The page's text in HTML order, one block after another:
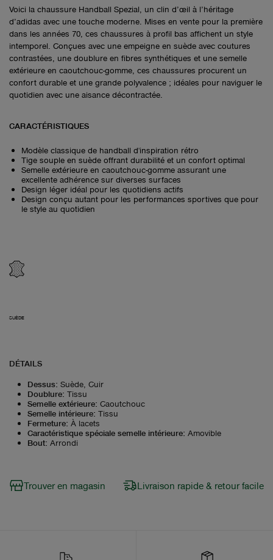
Voici la chaussure Handball Spezial, un clin d’œil à l’héritage
d’adidas avec une touche moderne. Mises en vente pour la première
dans les années 70, ces chaussures à profil bas affichent un style
intemporel. Conçues avec une empeigne en suède avec coutures
contrastées, une doublure en fibres synthétiques et une semelle
extérieure en caoutchouc-gomme, ces chaussures procurent un
confort durable et une grande polyvalence ; idéales pour naviguer le
quotidien avec une aisance décontractée.
CARACTÉRISTIQUES
Modèle classique de handball d'inspiration rétro
Tige souple en suède offrant durabilité et un confort optimal
Semelle extérieure en caoutchouc-gomme assurant une
excellente adhérence sur diverses surfaces
Design léger idéal pour les quotidiens actifs
Design conçu autant pour les performances sportives que pour
le style au quotidien
SUÈDE
DÉTAILS
Dessus: Suède, Cuir
Doublure: Tissu
Semelle extérieure: Caoutchouc
Semelle intérieure: Tissu
Fermeture: À lacets
Caractéristique spéciale semelle intérieure: Amovible
Bout: Arrondi
Trouver en magasin Livraison rapide & retour facile